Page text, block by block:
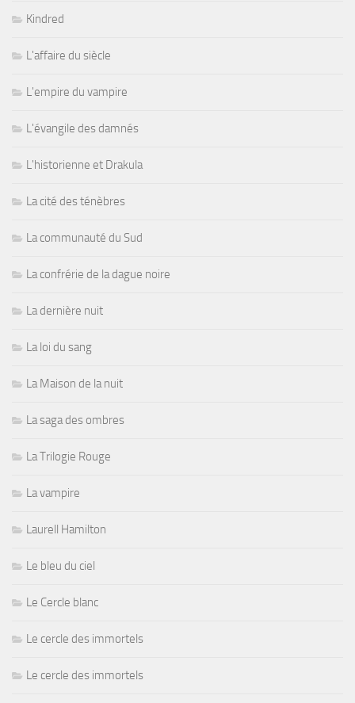
Kindred
L'affaire du siècle
L'empire du vampire
L'évangile des damnés
L'historienne et Drakula
La cité des ténèbres
La communauté du Sud
La confrérie de la dague noire
La dernière nuit
La loi du sang
La Maison de la nuit
La saga des ombres
La Trilogie Rouge
La vampire
Laurell Hamilton
Le bleu du ciel
Le Cercle blanc
Le cercle des immortels
Le cercle des immortels